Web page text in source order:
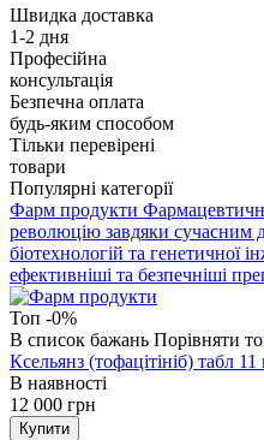
Швидка доставка
1-2 дня
Професійна
консультація
Безпечна оплата
будь-яким способом
Тільки перевірені
товари
Популярні категорії
Фарм продукти
революцію завдяки сучасним
біотехнологій та генетичної
ефективніші та безпечніші
Топ -0%
В список бажань Порівняти
Ксельянз (тофацітініб) табл
В наявності
12 000 грн
Купити